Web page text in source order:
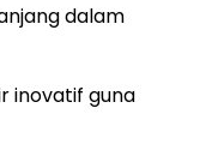
dalam
inovatif guna